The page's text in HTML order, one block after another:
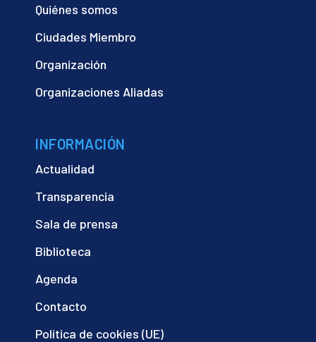
Quiénes somos
Ciudades Miembro
Organización
Organizaciones Aliadas
INFORMACIÓN
Actualidad
Transparencia
Sala de prensa
Biblioteca
Agenda
Contacto
Política de cookies (UE)